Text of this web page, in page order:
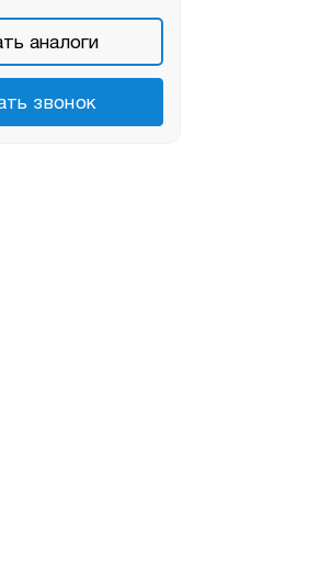
аналоги
звонок